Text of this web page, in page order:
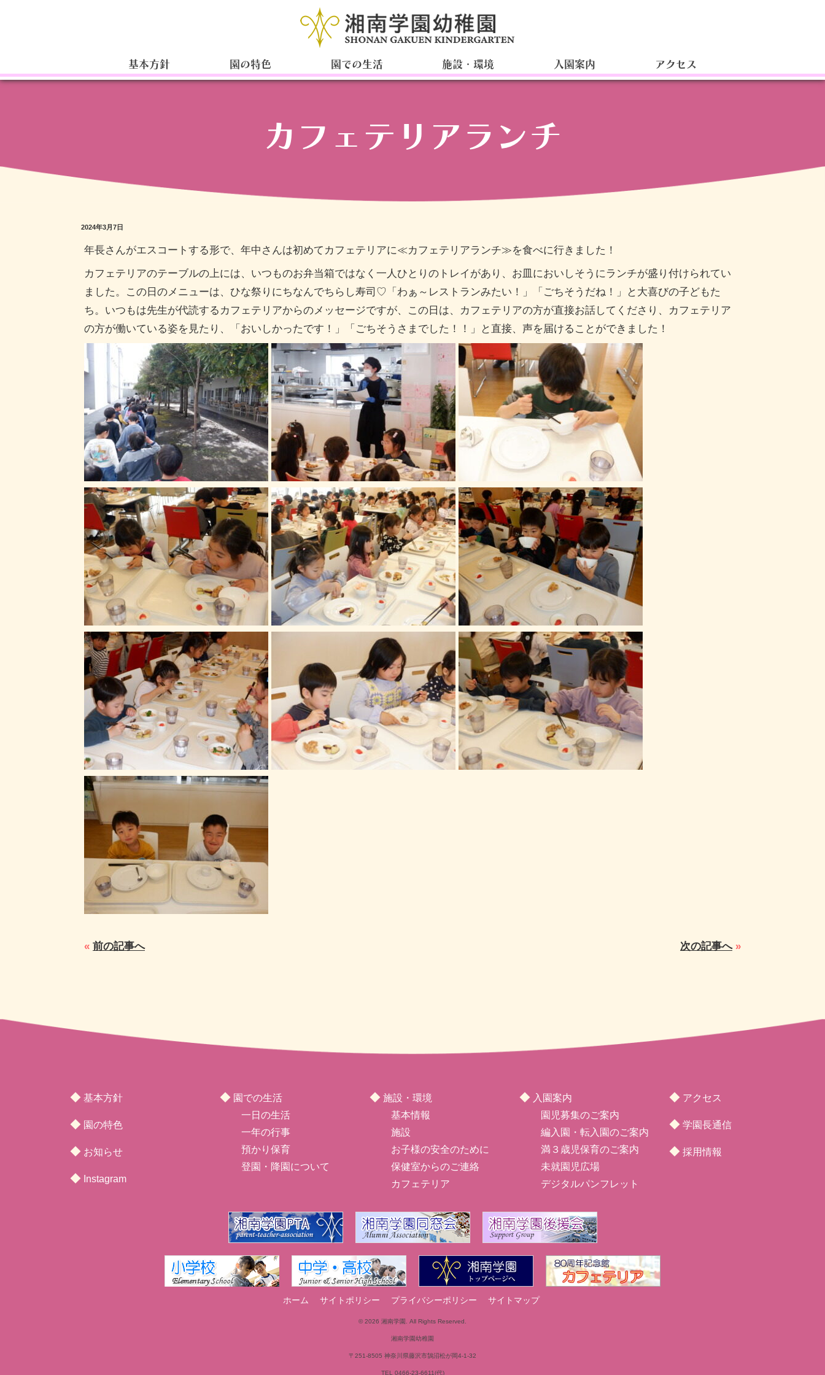
基本方針 園の特色 園での生活 施設・環境 入園案内 アクセス
カフェテリアランチ
2024年3月7日
年長さんがエスコートする形で、年中さんは初めてカフェテリアに≪カフェテリアランチ≫を食べに行きました！
カフェテリアのテーブルの上には、いつものお弁当箱ではなく一人ひとりのトレイがあり、お皿においしそうにランチが盛り付けられてい
ました。この日のメニューは、ひな祭りにちなんでちらし寿司♡「わぁ～レストランみたい！」「ごちそうだね！」と大喜びの子どもた
ち。いつもは先生が代読するカフェテリアからのメッセージですが、この日は、カフェテリアの方が直接お話してくださり、カフェテリア
の方が働いている姿を見たり、「おいしかったです！」「ごちそうさまでした！！」と直接、声を届けることができました！
« 前の記事へ 次の記事へ»
◆ 基本方針
◆ 園の特色
◆ お知らせ
◆ Instagram
◆ 園での生活
一日の生活
一年の行事
預かり保育
登園・降園について
◆ 施設・環境
基本情報
施設
お子様の安全のために
保健室からのご連絡
カフェテリア
◆ 入園案内
園児募集のご案内
編入園・転入園のご案内
満３歳児保育のご案内
未就園児広場
デジタルパンフレット
◆ アクセス
◆ 学園長通信
◆ 採用情報
ホーム サイトポリシー プライバシーポリシー サイトマップ
© 2026 湘南学園. All Rights Reserved.
湘南学園幼稚園
〒251-8505 神奈川県藤沢市鵠沼松が岡4-1-32
TEL 0466-23-6611(代)